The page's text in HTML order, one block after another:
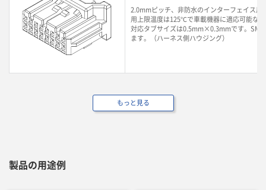
2.0mmピッチ、非防水のインターフェイス用
用上限温度は125℃で車載機器に適応可能な
対応タブサイズは0.5mm×0.3mmです。SMT
ます。（ハーネス側ハウジング）
もっと見る
製品の用途例